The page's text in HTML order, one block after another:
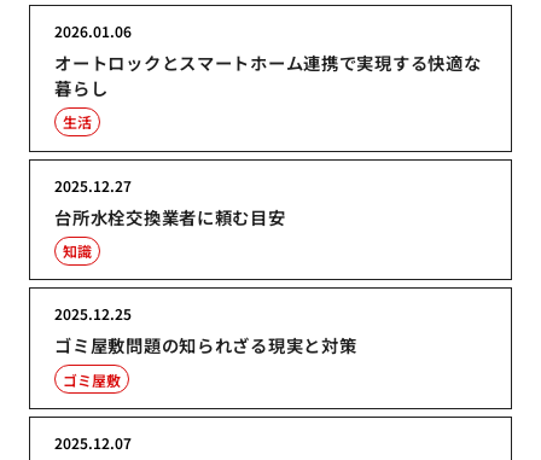
オートロックとスマートホーム連携で実現する快適な
暮らし
2026.01.06
生活
台所水栓交換業者に頼む目安
2025.12.27
知識
ゴミ屋敷問題の知られざる現実と対策
2025.12.25
ゴミ屋敷
2025.12.07